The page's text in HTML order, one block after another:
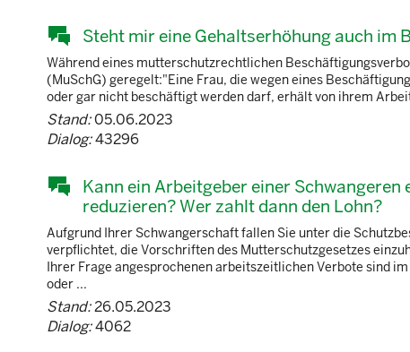
Steht mir eine Gehaltserhöhung auch im
Während eines mutterschutzrechtlichen
(MuSchG) geregelt:"Eine Frau, die wegen eines
oder gar nicht beschäftigt werden darf, erhält von ihrem
Stand:05.06.2023
Dialog:43296
Kann ein Arbeitgeber einer
reduzieren? Wer zahlt dann den Lohn?
Aufgrund Ihrer Schwangerschaft fallen Sie unter die
verpflichtet, die Vorschriften des Mutterschutzgesetzes
Ihrer Frage angesprochenen arbeitszeitlichen Verbote sind
oder ...
Stand:26.05.2023
Dialog:4062